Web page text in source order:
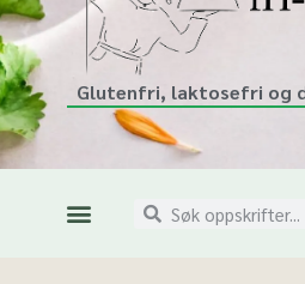
Glutenfri, laktosefri